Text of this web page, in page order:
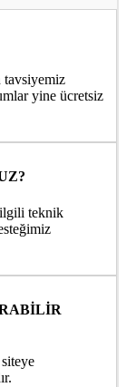
tavsiyemiz
yine ücretsiz
ilgili teknik